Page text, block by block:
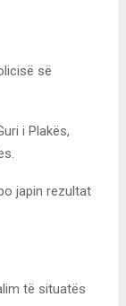
së
i Plakës,
japin rezultat
të situatës